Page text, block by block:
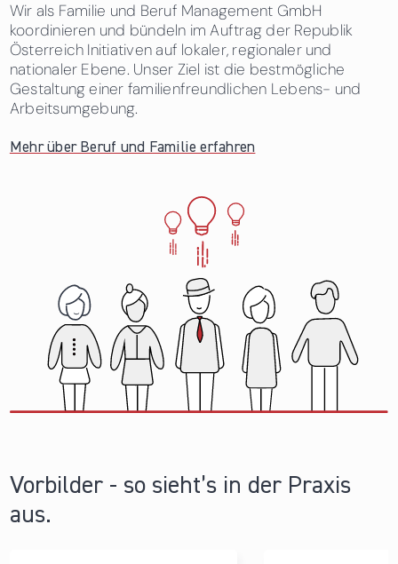
Wir als Familie und Beruf Management GmbH
koordinieren und bündeln im Auftrag der Republik
Österreich Initiativen auf lokaler, regionaler und
nationaler Ebene. Unser Ziel ist die bestmögliche
Gestaltung einer familienfreundlichen Lebens- und
Arbeitsumgebung.
Mehr über Beruf und Familie erfahren
Vorbilder - so sieht’s in der Praxis
aus.